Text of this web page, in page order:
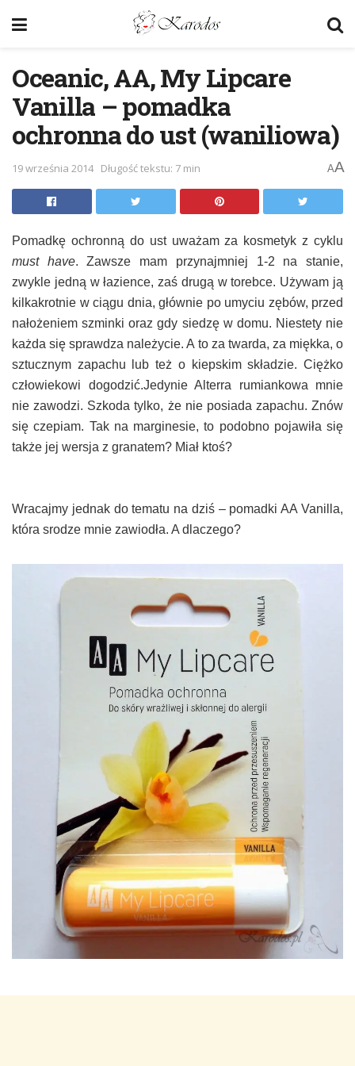
Oceanic, AA, My Lipcare
Vanilla – pomadka
ochronna do ust (waniliowa)
19 września 2014 Długość tekstu: 7 min AA
Pomadkę ochronną do ust uważam za kosmetyk z cyklu
must have. Zawsze mam przynajmniej 1-2 na stanie,
zwykle jedną w łazience, zaś drugą w torebce. Używam ją
kilkakrotnie w ciągu dnia, głównie po umyciu zębów, przed
nałożeniem szminki oraz gdy siedzę w domu. Niestety nie
każda się sprawdza należycie. A to za twarda, za miękka, o
sztucznym zapachu lub też o kiepskim składzie. Ciężko
człowiekowi dogodzić.Jedynie Alterra rumiankowa mnie
nie zawodzi. Szkoda tylko, że nie posiada zapachu. Znów
się czepiam. Tak na marginesie, to podobno pojawiła się
także jej wersja z granatem? Miał ktoś?
Wracajmy jednak do tematu na dziś – pomadki AA Vanilla,
która srodze mnie zawiodła. A dlaczego?